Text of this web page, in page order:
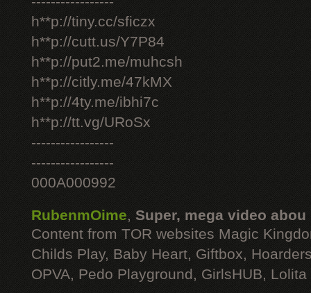
h**p://tiny.cc/sficzx
h**p://cutt.us/Y7P84
h**p://put2.me/muhcsh
h**p://citly.me/47kMX
h**p://4ty.me/ibhi7c
h**p://tt.vg/URoSx
-----------------
-----------------
000A000992
RubenmOime, Super, mega video abou
Content from TOR websites Magic
Childs Play, Baby Heart, Giftbox,
OPVA, Pedo Playground, GirlsHUB, Lolita